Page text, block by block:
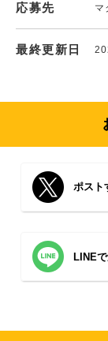
応募先 マ
最終更新日
ポスト
LINE